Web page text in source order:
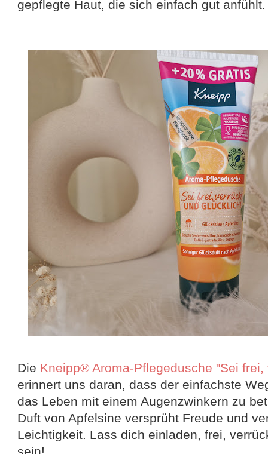
gepflegte Haut, die sich einfach gut anfühlt.
Die Kneipp® Aroma-Pflegedusche "Sei
erinnert uns daran, dass der einfachste
das Leben mit einem Augenzwinkern zu
Duft von Apfelsine versprüht Freude und
Leichtigkeit. Lass dich einladen, frei,
sein!